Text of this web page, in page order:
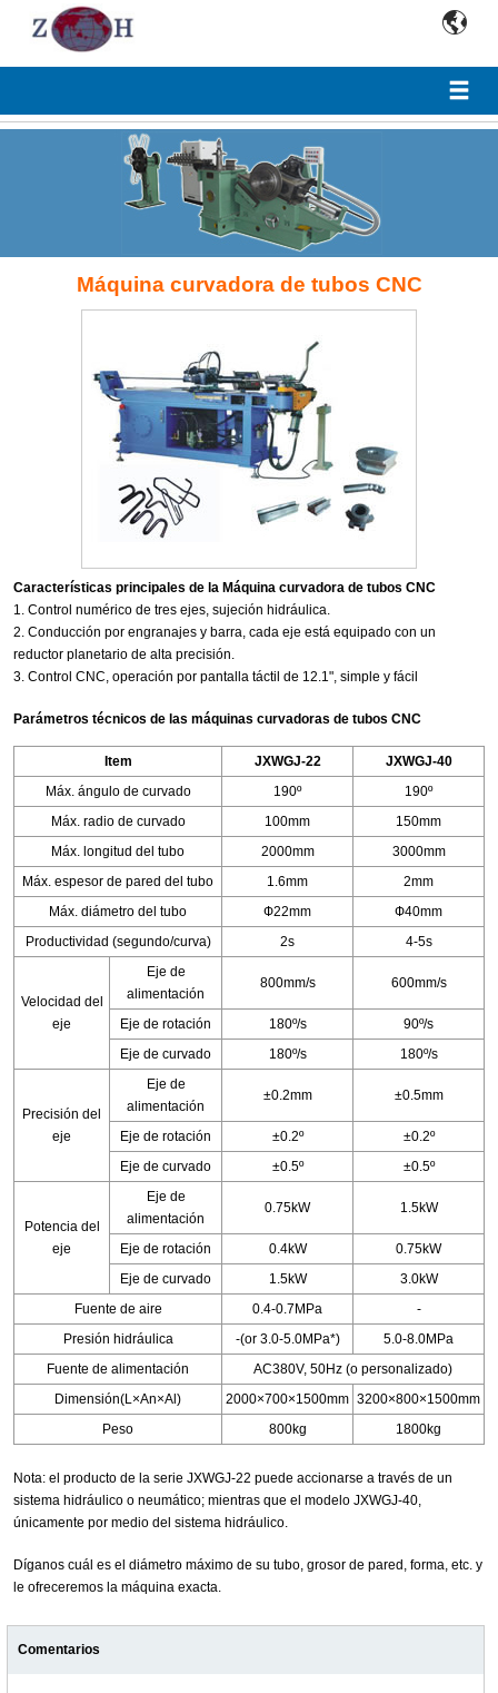

Máquina curvadora de tubos CNC
Características principales de la Máquina curvadora de tubos CNC
1. Control numérico de tres ejes, sujeción hidráulica.
2. Conducción por engranajes y barra, cada eje está equipado con un
reductor planetario de alta precisión.
3. Control CNC, operación por pantalla táctil de 12.1", simple y fácil
Parámetros técnicos de las máquinas curvadoras de tubos CNC
Item JXWGJ-22
JXWGJ-40
Máx. ángulo de curvado
190º
190º
Máx. radio de curvado
100mm
150mm
Máx. longitud del tubo
2000mm
3000mm
Máx. espesor de pared del tubo
1.6mm
2mm
Máx. diámetro del tubo
Ф22mm
Ф40mm
Productividad (segundo/curva)
2s 4-5s
Velocidad del
eje
Eje de
alimentación
800mm/s 600mm/s
Eje de rotación 180º/s
90º/s
Eje de curvado
180º/s 180º/s
Precisión del
eje
Eje de
alimentación
±0.2mm ±0.5mm
Eje de rotación ±0.2º
±0.2º
Eje de curvado
±0.5º ±0.5º
Potencia del
eje
Eje de
alimentación
0.75kW 1.5kW
Eje de rotación 0.4kW
0.75kW
Eje de curvado
1.5kW
3.0kW
Fuente de aire
0.4-0.7MPa
-
Presión hidráulica
-(or 3.0-5.0MPa*)
5.0-8.0MPa
Fuente de alimentación
AC380V, 50Hz (o personalizado)
Dimensión(L×An×Al)
2000×700×1500mm 3200×800×1500mm
Peso
800kg 1800kg
Nota: el producto de la serie JXWGJ-22 puede accionarse a través de un
sistema hidráulico o neumático; mientras que el modelo JXWGJ-40,
únicamente por medio del sistema hidráulico.
Díganos cuál es el diámetro máximo de su tubo, grosor de pared, forma, etc. y
le ofreceremos la máquina exacta.
Comentarios